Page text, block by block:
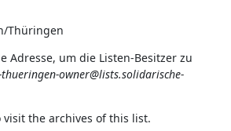
Thüringen
Adresse, um die Listen-Besitzer zu
thueringen-owner@lists.solidarische-
visit the archives of this list.